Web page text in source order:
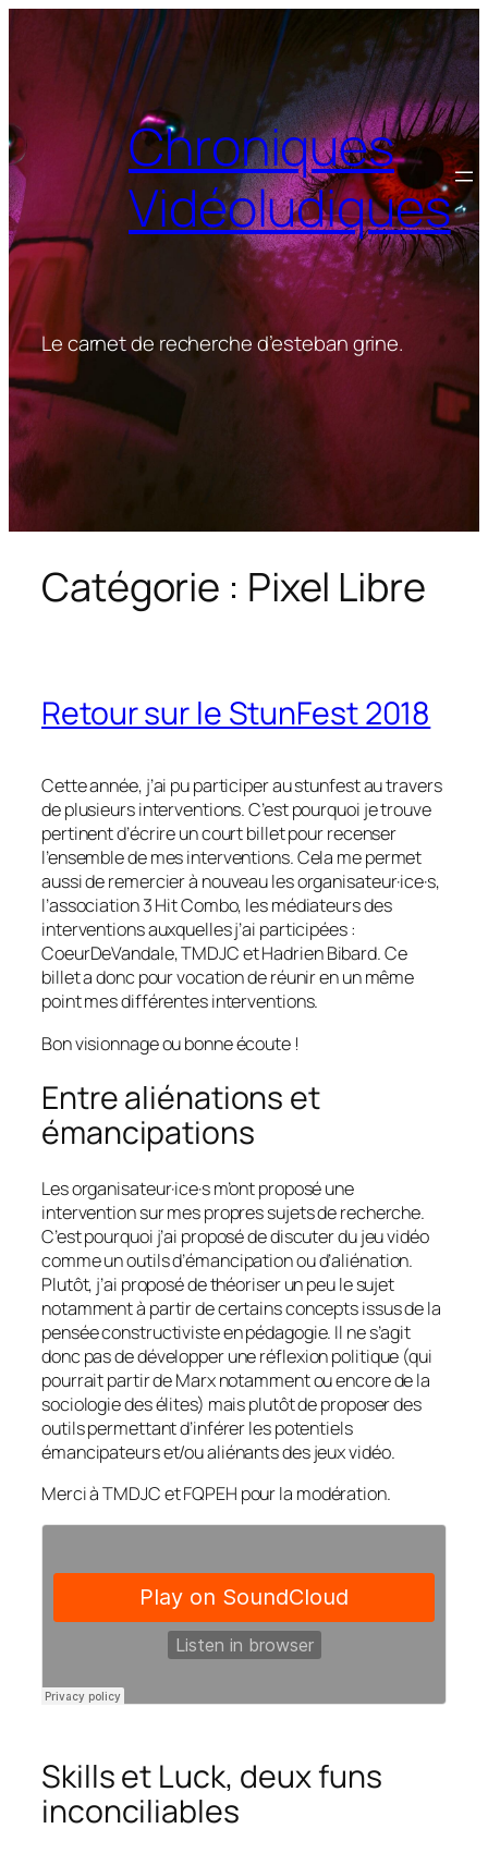
Chroniques
Vidéoludiques
Le carnet de recherche d’esteban grine.
Catégorie : Pixel Libre
Retour sur le StunFest 2018
Cette année, j’ai pu participer au stunfest au travers
de plusieurs interventions. C’est pourquoi je trouve
pertinent d’écrire un court billet pour recenser
l’ensemble de mes interventions. Cela me permet
aussi de remercier à nouveau les organisateur·ice·s,
l’association 3 Hit Combo, les médiateurs des
interventions auxquelles j’ai participées :
CoeurDeVandale, TMDJC et Hadrien Bibard. Ce
billet a donc pour vocation de réunir en un même
point mes différentes interventions.
Bon visionnage ou bonne écoute !
Entre aliénations et
émancipations
Les organisateur·ice·s m’ont proposé une
intervention sur mes propres sujets de recherche.
C’est pourquoi j’ai proposé de discuter du jeu vidéo
comme un outils d’émancipation ou d’aliénation.
Plutôt, j’ai proposé de théoriser un peu le sujet
notamment à partir de certains concepts issus de la
pensée constructiviste en pédagogie. Il ne s’agit
donc pas de développer une réflexion politique (qui
pourrait partir de Marx notamment ou encore de la
sociologie des élites) mais plutôt de proposer des
outils permettant d’inférer les potentiels
émancipateurs et/ou aliénants des jeux vidéo.
Merci à TMDJC et FQPEH pour la modération.
Skills et Luck, deux funs
inconciliables